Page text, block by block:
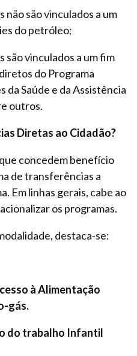
não são vinculados a um
do petróleo;
são vinculados a um fim
do Programa
da Saúde e da Assistência
outros.
Diretas ao Cidadão?
concedem benefício
de transferências a
Em linhas gerais, cabe ao
os programas.
destaca-se:
à Alimentação
gás.
do trabalho Infantil